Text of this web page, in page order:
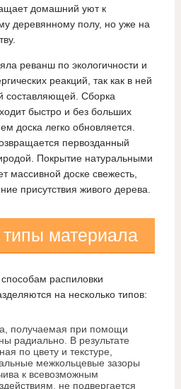
домашний уют к
деревянному полу, но уже на
реванш по экологичности и
реакций, так как в ней
составляющей. Сборка
быстро и без больших
доска легко обновляется.
первозданный
Покрытие натуральными
массивной доске свежесть,
присутствия живого дерева.
материала
распиловки
на несколько типов:
получаемая при помощи
радиально. В результате
по цвету и текстуре,
межкольцевые зазоры
к всевозможным
не подвергается